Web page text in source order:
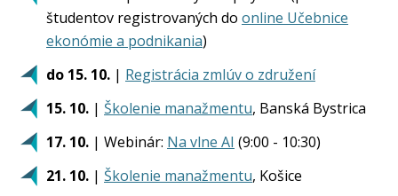
študentov registrovaných do online Učebnice
ekonómie a podnikania)
do 15. 10. | Registrácia zmlúv o združení
15. 10. | Školenie manažmentu, Banská Bystrica
17. 10. | Webinár: Na vlne AI (9:00 - 10:30)
21. 10. | Školenie manažmentu, Košice